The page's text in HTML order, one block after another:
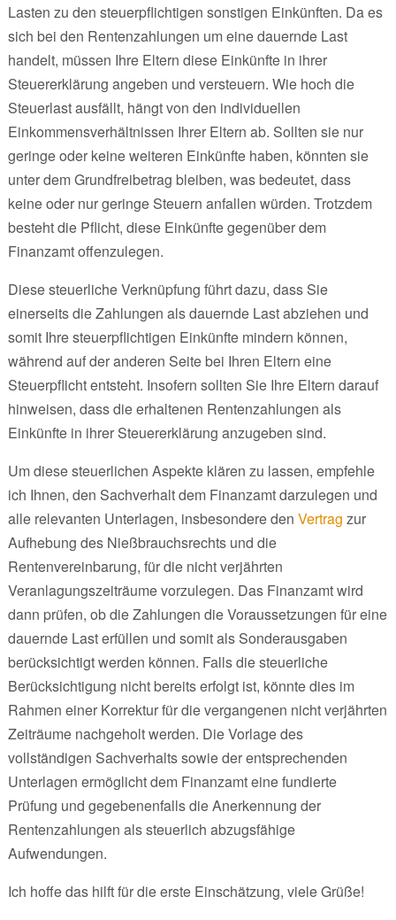
Lasten zu den steuerpflichtigen sonstigen Einkünften. Da es
sich bei den Rentenzahlungen um eine dauernde Last
handelt, müssen Ihre Eltern diese Einkünfte in ihrer
Steuererklärung angeben und versteuern. Wie hoch die
Steuerlast ausfällt, hängt von den individuellen
Einkommensverhältnissen Ihrer Eltern ab. Sollten sie nur
geringe oder keine weiteren Einkünfte haben, könnten sie
unter dem Grundfreibetrag bleiben, was bedeutet, dass
keine oder nur geringe Steuern anfallen würden. Trotzdem
besteht die Pflicht, diese Einkünfte gegenüber dem
Finanzamt offenzulegen.
Diese steuerliche Verknüpfung führt dazu, dass Sie
einerseits die Zahlungen als dauernde Last abziehen und
somit Ihre steuerpflichtigen Einkünfte mindern können,
während auf der anderen Seite bei Ihren Eltern eine
Steuerpflicht entsteht. Insofern sollten Sie Ihre Eltern darauf
hinweisen, dass die erhaltenen Rentenzahlungen als
Einkünfte in ihrer Steuererklärung anzugeben sind.
Um diese steuerlichen Aspekte klären zu lassen, empfehle
ich Ihnen, den Sachverhalt dem Finanzamt darzulegen und
alle relevanten Unterlagen, insbesondere den Vertrag zur
Aufhebung des Nießbrauchsrechts und die
Rentenvereinbarung, für die nicht verjährten
Veranlagungszeiträume vorzulegen. Das Finanzamt wird
dann prüfen, ob die Zahlungen die Voraussetzungen für eine
dauernde Last erfüllen und somit als Sonderausgaben
berücksichtigt werden können. Falls die steuerliche
Berücksichtigung nicht bereits erfolgt ist, könnte dies im
Rahmen einer Korrektur für die vergangenen nicht verjährten
Zeiträume nachgeholt werden. Die Vorlage des
vollständigen Sachverhalts sowie der entsprechenden
Unterlagen ermöglicht dem Finanzamt eine fundierte
Prüfung und gegebenenfalls die Anerkennung der
Rentenzahlungen als steuerlich abzugsfähige
Aufwendungen.
Ich hoffe das hilft für die erste Einschätzung, viele Grüße!